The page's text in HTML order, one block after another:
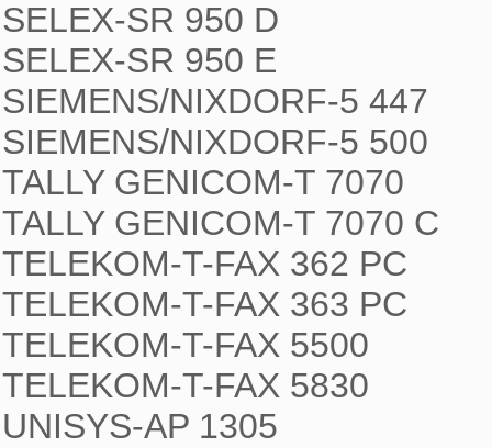
SELEX-SR 950 D
SELEX-SR 950 E
SIEMENS/NIXDORF-5 447
SIEMENS/NIXDORF-5 500
TALLY GENICOM-T 7070
TALLY GENICOM-T 7070 C
TELEKOM-T-FAX 362 PC
TELEKOM-T-FAX 363 PC
TELEKOM-T-FAX 5500
TELEKOM-T-FAX 5830
UNISYS-AP 1305